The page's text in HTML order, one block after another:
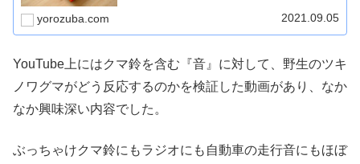
yorozuba.com 2021.09.05
YouTube上にはクマ鈴を含む『音』に対して、野生のツキ
ノワグマがどう反応するのかを検証した動画があり、なか
なか興味深い内容でした。
ぶっちゃけクマ鈴にもラジオにも自動車の走行音にもほぼ